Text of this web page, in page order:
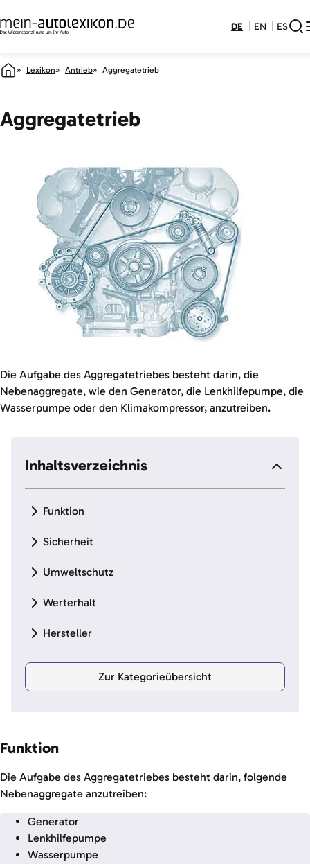
DE EN ES
Lexikon Antrieb Aggregatetrieb
Aggregatetrieb
Die Aufgabe des Aggregatetriebes besteht darin, die
Nebenaggregate, wie den Generator, die Lenkhilfepumpe, die
Wasserpumpe oder den Klimakompressor, anzutreiben.
Inhaltsverzeichnis
Funktion
Sicherheit
Umweltschutz
Werterhalt
Hersteller
Zur Kategorieübersicht
Funktion
Die Aufgabe des Aggregatetriebes besteht darin, folgende
Nebenaggregate anzutreiben:
Generator
Lenkhilfepumpe
Wasserpumpe